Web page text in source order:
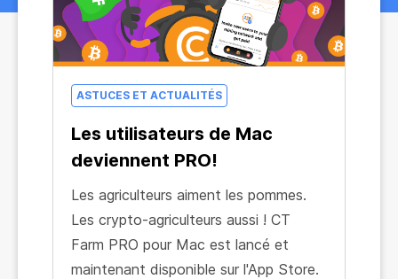
ASTUCES ET ACTUALITÉS
Les utilisateurs de Mac
deviennent PRO!
Les agriculteurs aiment les pommes.
Les crypto-agriculteurs aussi ! CT
Farm PRO pour Mac est lancé et
maintenant disponible sur l'App Store.